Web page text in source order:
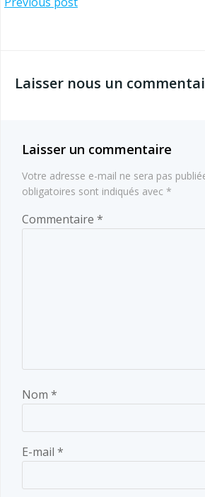
Navigation
l’article
de
l’article
Laisser nous un
Laisser un commentaire
Votre adresse e-mail ne sera pas
obligatoires sont indiqués avec *
Commentaire *
Nom *
E-mail *